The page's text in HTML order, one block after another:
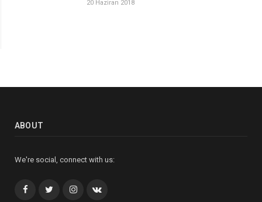
20 Haziran 2018
ABOUT
We're social, connect with us:
FacebookTwitterİnstagram+
VK